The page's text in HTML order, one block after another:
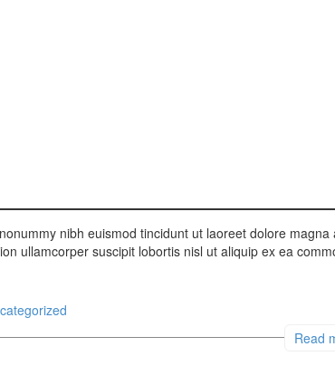
nibh euismod tincidunt ut laoreet dolore magna
ullamcorper suscipit lobortis nisl ut aliquip ex ea
Read